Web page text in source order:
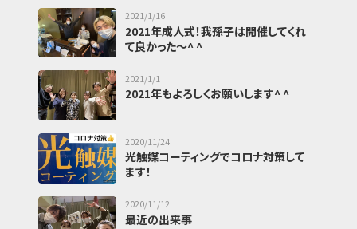
2021年成人式！我孫子は開催してくれ
て良かった〜^ ^
2021/1/16
2021年もよろしくお願いします^ ^
2021/1/1
光触媒コーティングでコロナ対策して
ます！
2020/11/24
最近の出来事
2020/11/12